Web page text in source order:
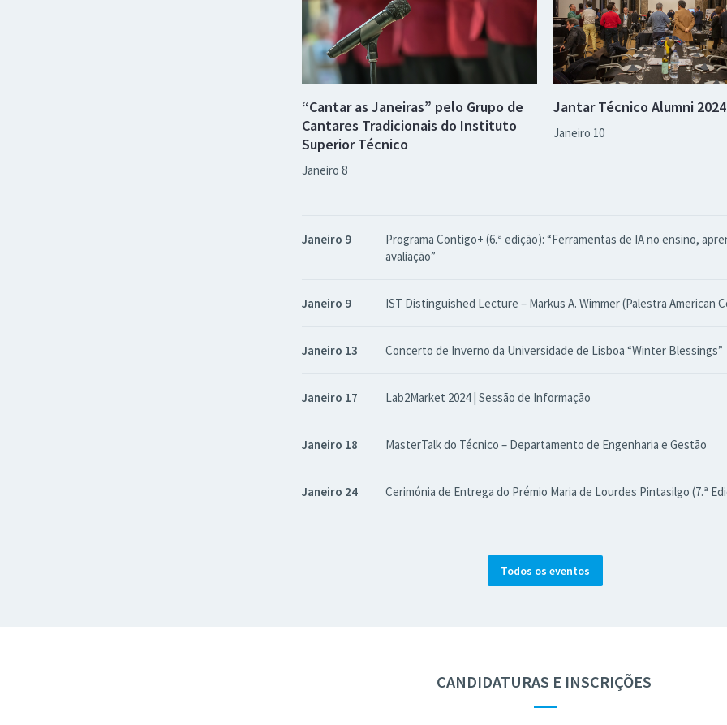
“Cantar as Janeiras” pelo Grupo de
Cantares Tradicionais do Instituto
Superior Técnico
Janeiro 8
Jantar Técnico Alumni 2024
Janeiro 10
Janeiro 9
Programa Contigo+ (6.ª edição): “Ferramentas de IA no ensino,
avaliação”
Janeiro 9 IST Distinguished Lecture – Markus A. Wimmer (Palestra American
Janeiro 13 Concerto de Inverno da Universidade de Lisboa “Winter Blessings”
Janeiro 17 Lab2Market 2024 | Sessão de Informação
Janeiro 18 MasterTalk do Técnico – Departamento de Engenharia e Gestão
Janeiro 24 Cerimónia de Entrega do Prémio Maria de Lourdes Pintasilgo (7.ª
Todos os eventos
CANDIDATURAS E INSCRIÇÕES
—